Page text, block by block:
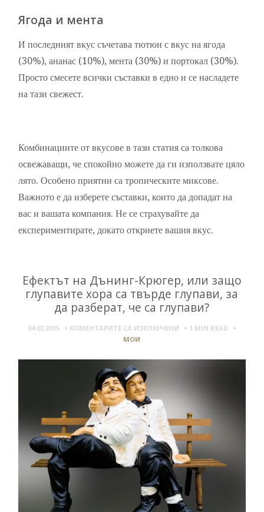
Ягода и мента
И последният вкус съчетава тютюн с вкус на ягода
(30%), ананас (10%), мента (30%) и портокал (30%).
Просто смесете всички съставки в едно и се насладете
на тази свежест.
Комбинациите от вкусове в тази статия са толкова
освежаващи, че спокойно можете да ги използвате цяло
лято. Особено приятни са тропическите миксове.
Важното е да изберете съставки, които да допадат на
вас и вашата компания. Не се страхувайте да
експериментирате, докато откриете вашия вкус.
Ефектът на Дънинг-Крюгер, или защо
глупавите хора са твърде глупави, за
да разберат, че са глупави?
04.02.2025 КОМЕНТАРИТЕ СА ИЗКЛЮЧЕНИЗА
ДЪНИНГ-
ХОРА
СА
ТВЪРДЕ
ГЛУПАВИ,
ЗА
ДА
РАЗБЕРАТ,
ЧЕ
СА
1 MIN READ
МОИ